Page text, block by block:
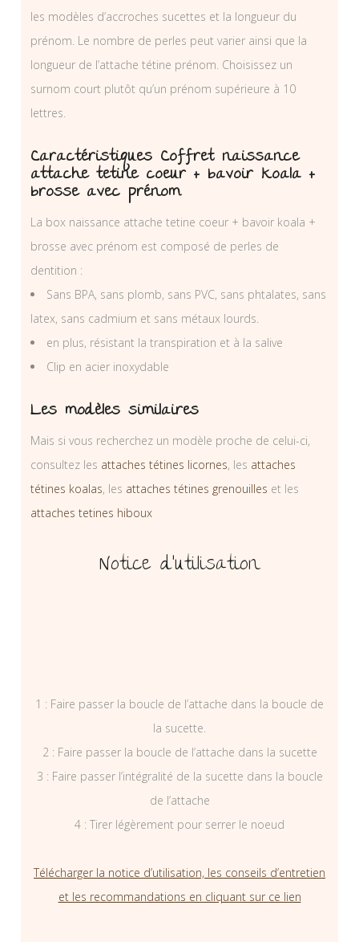
les modèles d’accroches sucettes et la longueur du
prénom. Le nombre de perles peut varier ainsi que la
longueur de l’attache tétine prénom. Choisissez un
surnom court plutôt qu’un prénom supérieure à 10
lettres.
Caractéristiques Coffret naissance
attache tetine coeur + bavoir koala +
brosse avec prénom
La box naissance attache tetine coeur + bavoir koala +
brosse avec prénom est composé de perles de
dentition :
Sans BPA, sans plomb, sans PVC, sans phtalates, sans
latex, sans cadmium et sans métaux lourds.
en plus, résistant la transpiration et à la salive
Clip en acier inoxydable
Les modèles similaires
Mais si vous recherchez un modèle proche de celui-ci,
consultez les attaches tétines licornes, les attaches
tétines koalas, les attaches tétines grenouilles et les
attaches tetines hiboux
Notice d’utilisation
1 : Faire passer la boucle de l’attache dans la boucle de
la sucette.
2 : Faire passer la boucle de l’attache dans la sucette
3 : Faire passer l’intégralité de la sucette dans la boucle
de l’attache
4 : Tirer légèrement pour serrer le noeud
Télécharger la notice d’utilisation, les conseils d’entretien
et les recommandations en cliquant sur ce lien